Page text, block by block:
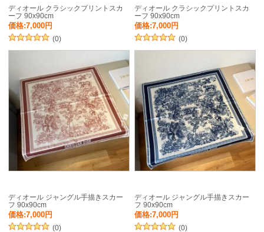
ディオール クラシックプリントスカ
ーフ 90x90cm
価格:7,000円
(0)
ディオール クラシックプリントスカ
ーフ 90x90cm
価格:7,000円
(0)
ディオール ジャングル手描きスカー
フ 90x90cm
価格:7,000円
(0)
ディオール ジャングル手描きスカー
フ 90x90cm
価格:7,000円
(0)